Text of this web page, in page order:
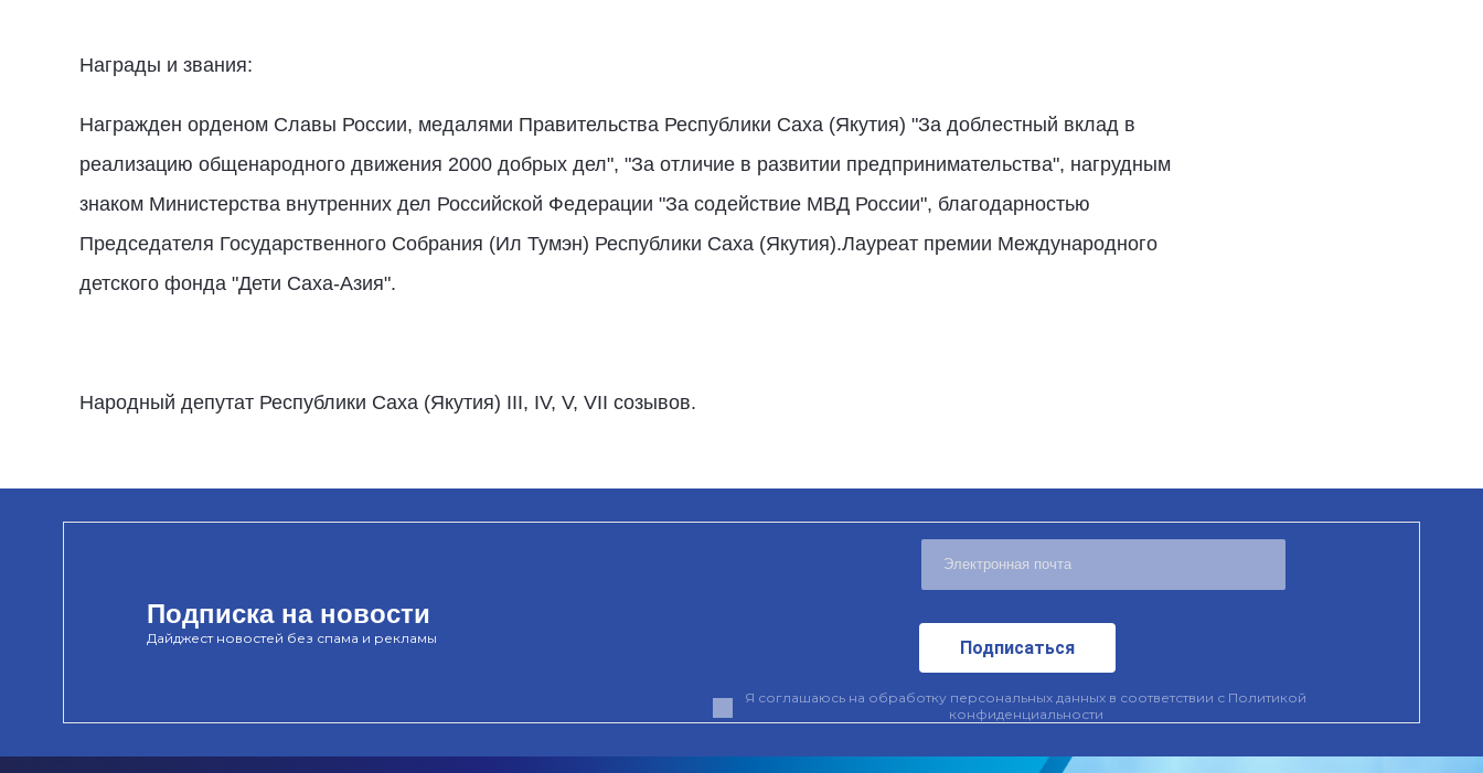
Награды и звания:
Награжден орденом Славы России, медалями Правительства Республики Саха (Якутия) "За доблестный вклад в
реализацию общенародного движения 2000 добрых дел", "За отличие в развитии предпринимательства", нагрудным
знаком Министерства внутренних дел Российской Федерации "За содействие МВД России", благодарностью
Председателя Государственного Собрания (Ил Тумэн) Республики Саха (Якутия).Лауреат премии Международного
детского фонда "Дети Саха-Азия".
Народный депутат Республики Саха (Якутия) III, IV, V, VII созывов.
Подписка на новости
Дайджест новостей без спама и рекламы Подписаться
Я соглашаюсь на обработку персональных данных в соответствии с Политикой
конфиденциальности